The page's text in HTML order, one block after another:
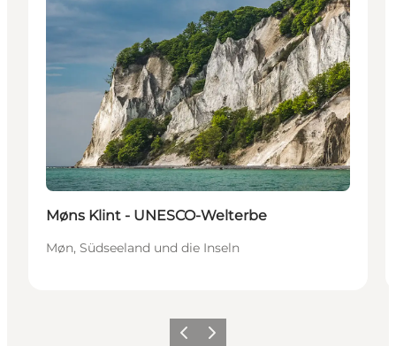
Møns Klint - UNESCO-Welterbe
Møn, Südseeland und die Inseln
ZurückWeiter